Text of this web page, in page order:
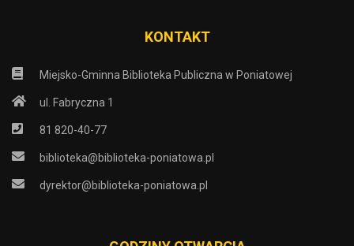
KONTAKT
Miejsko-Gminna Biblioteka Publiczna w Poniatowej
ul. Fabryczna 1
81 820-40-77
biblioteka@biblioteka-poniatowa.pl
dyrektor@biblioteka-poniatowa.pl